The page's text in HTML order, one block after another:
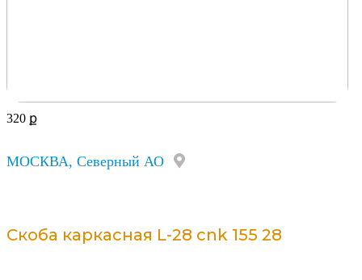
320 ք
МОСКВА, Северный АО
Скоба каркасная L-28 cnk 155 28